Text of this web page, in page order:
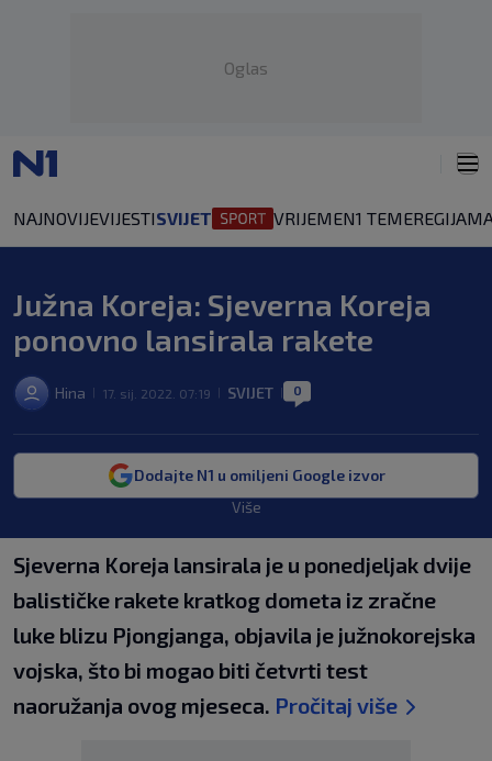
Oglas
NAJNOVIJEVIJESTISVIJET VRIJEMEN1 TEMEREGIJA
Južna Koreja: Sjeverna Koreja
ponovno lansirala rakete
Hina 17. sij. 2022. 07:19 SVIJET 0
Dodajte N1 u omiljeni Google izvor
Više
Sjeverna Koreja lansirala je u ponedjeljak dvije
balističke rakete kratkog dometa iz zračne
luke blizu Pjongjanga, objavila je južnokorejska
vojska, što bi mogao biti četvrti test
naoružanja ovog mjeseca. Pročitaj više